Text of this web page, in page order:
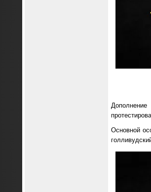
Основной